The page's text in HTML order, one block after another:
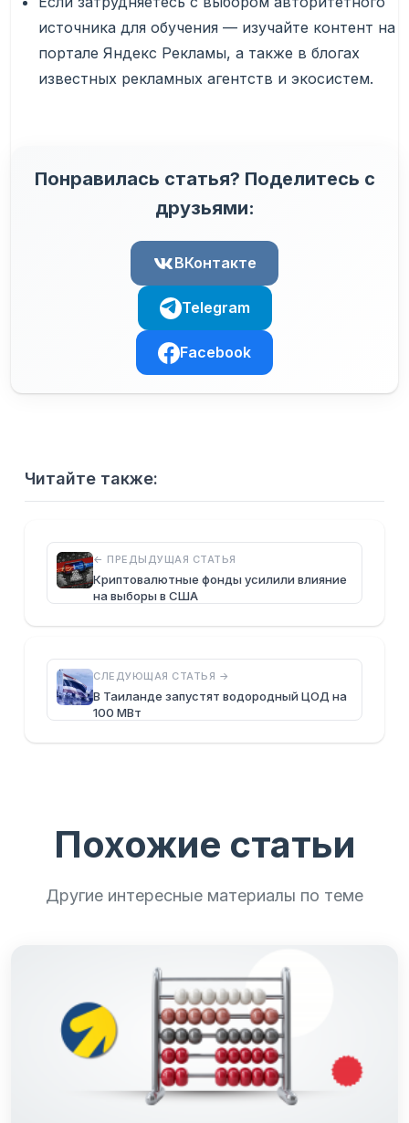
источника для обучения — изучайте контент на
портале Яндекс Рекламы, а также в блогах
известных рекламных агентств и экосистем.
Понравилась статья? Поделитесь с
друзьями:
ВКонтакте
Telegram
Facebook
Читайте также:
← ПРЕДЫДУЩАЯ СТАТЬЯ
Криптовалютные фонды усилили влияние
на выборы в США
СЛЕДУЮЩАЯ СТАТЬЯ →
В Таиланде запустят водородный ЦОД на
100 МВт
Похожие статьи
Другие интересные материалы по теме